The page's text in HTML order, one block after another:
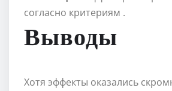
согласно критериям .
Выводы
Хотя эффекты оказались